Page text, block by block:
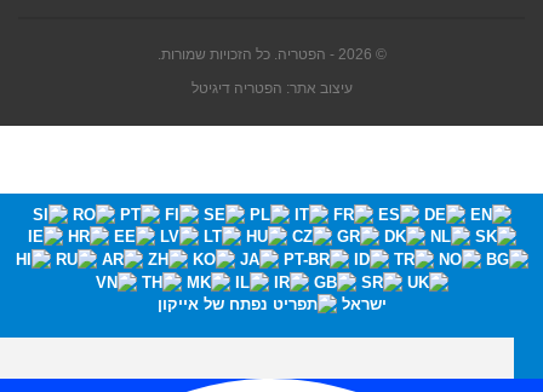
© 2026 - הפטריה. כל הזכויות שמורות.
עיצוב אתר: הפטריה דיגיטל
ישראל